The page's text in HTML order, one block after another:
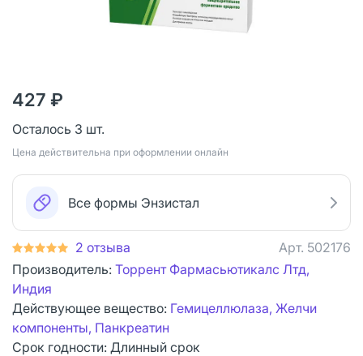
427 ₽
Осталось 3 шт.
Цена действительна при оформлении онлайн
Все формы Энзистал
2 отзыва Арт. 502176
Производитель: Торрент Фармасьютикалс Лтд,
Индия
Действующее вещество: Гемицеллюлаза, Желчи
компоненты, Панкреатин
Срок годности: Длинный срок